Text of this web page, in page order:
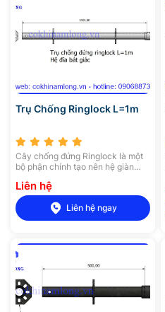
Trụ Chống Ringlock L=1m
Cây chống đứng Ringlock là một
bộ phận chính tạo nên hệ giàn
làm từ thép ống có chiều dài
khoảng 0,5 – 3m và độ dày 2,5mm
căn cứ theo tiêu chuẩn.
Liên hệ
Liên hệ ngay